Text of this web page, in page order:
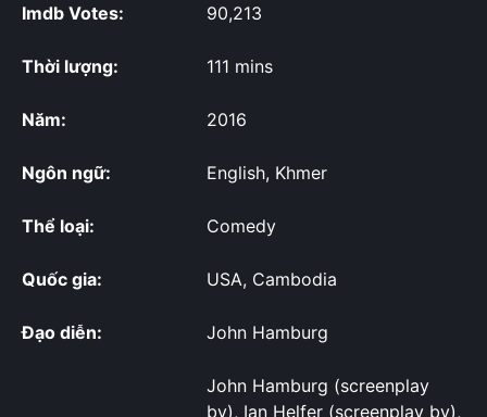
Imdb Votes: 90,213
Thời lượng: 111 mins
Năm: 2016
Ngôn ngữ: English, Khmer
Thể loại: Comedy
Quốc gia: USA, Cambodia
Đạo diễn: John Hamburg
John Hamburg (screenplay
by), Ian Helfer (screenplay by),